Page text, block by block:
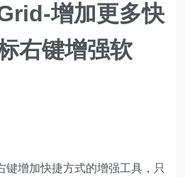
增加更多快
右键增强软
键增加快捷方式的增强工具，只